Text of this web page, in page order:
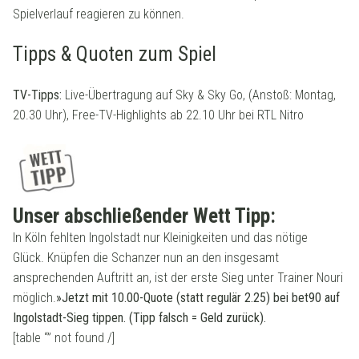
Spielverlauf reagieren zu können.
Tipps & Quoten zum Spiel
TV-Tipps: Live-Übertragung auf Sky & Sky Go, (Anstoß: Montag,
20.30 Uhr), Free-TV-Highlights ab 22.10 Uhr bei RTL Nitro
Unser abschließender Wett Tipp:
In Köln fehlten Ingolstadt nur Kleinigkeiten und das nötige
Glück. Knüpfen die Schanzer nun an den insgesamt
ansprechenden Auftritt an, ist der erste Sieg unter Trainer Nouri
möglich. »Jetzt mit 10.00-Quote (statt regulär 2.25) bei bet90 auf
Ingolstadt-Sieg tippen. (Tipp falsch = Geld zurück).
[table “” not found /]